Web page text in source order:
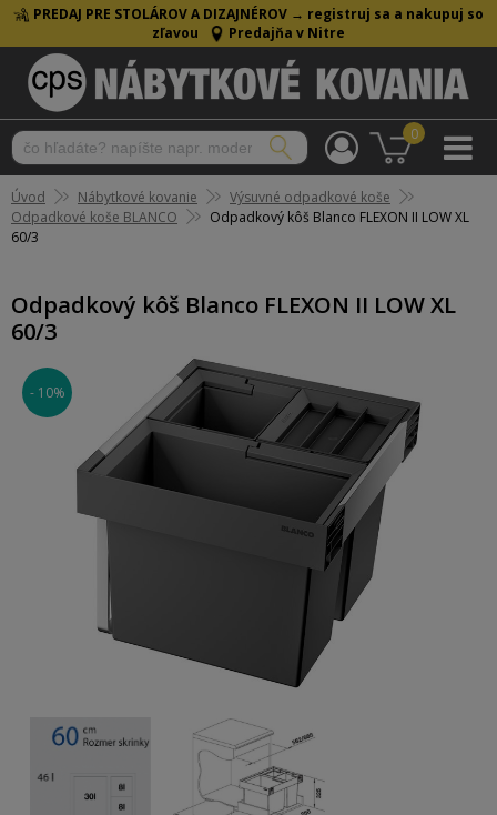
PREDAJ PRE STOLÁROV A DIZAJNÉROV → registruj sa a nakupuj so
zľavou
Predajňa v Nitre
0
Úvod Nábytkové kovanie
Výsuvné odpadkové koše
Odpadkové koše BLANCO
Odpadkový kôš Blanco FLEXON II LOW XL
60/3
Odpadkový kôš Blanco FLEXON II LOW XL
60/3
- 10%